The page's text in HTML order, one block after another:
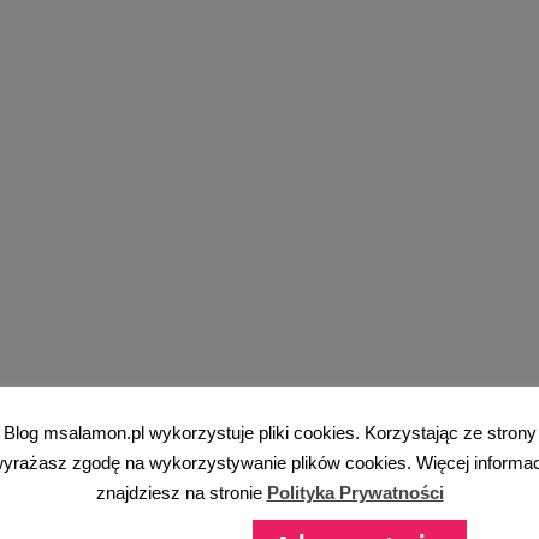
Blog msalamon.pl wykorzystuje pliki cookies. Korzystając ze strony
zgodę na wykorzystywanie plików cookies. Więcej
znajdziesz na stronie Polityka Prywatności